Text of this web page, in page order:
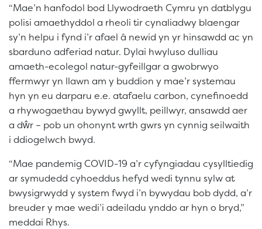
“Mae’n hanfodol bod Llywodraeth Cymru yn datblygu
polisi amaethyddol a rheoli tir cynaliadwy blaengar
sy’n helpu i fynd i’r afael â newid yn yr hinsawdd ac yn
sbarduno adferiad natur. Dylai hwyluso dulliau
amaeth-ecolegol natur-gyfeillgar a gwobrwyo
ffermwyr yn llawn am y buddion y mae’r systemau
hyn yn eu darparu e.e. atafaelu carbon, cynefinoedd
a rhywogaethau bywyd gwyllt, peillwyr, ansawdd aer
a dŵr – pob un ohonynt wrth gwrs yn cynnig seilwaith
i ddiogelwch bwyd.
“Mae pandemig COVID-19 a’r cyfyngiadau cysylltiedig
ar symudedd cyhoeddus hefyd wedi tynnu sylw at
bwysigrwydd y system fwyd i’n bywydau bob dydd, a’r
breuder y mae wedi’i adeiladu ynddo ar hyn o bryd,”
meddai Rhys.